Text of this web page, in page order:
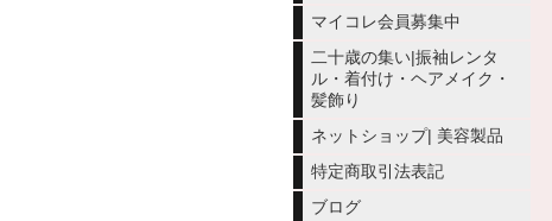
マイコレ会員募集中
二十歳の集い|振袖レンタ
ル・着付け・ヘアメイク・
髪飾り
ネットショップ| 美容製品
特定商取引法表記
ブログ